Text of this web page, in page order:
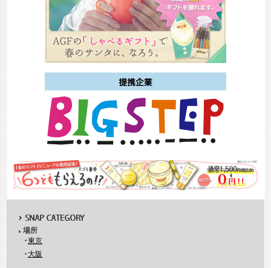
場所
東京
大阪